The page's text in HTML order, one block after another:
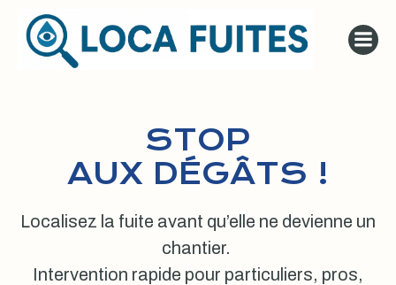
au
contenu
STOP
AUX DÉGÂTS !
Localisez la fuite avant qu’elle ne devienne un
chantier.
Intervention rapide pour particuliers, pros,